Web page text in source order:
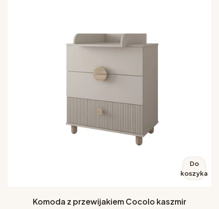
Do
koszyka
Komoda z przewijakiem Cocolo kaszmir